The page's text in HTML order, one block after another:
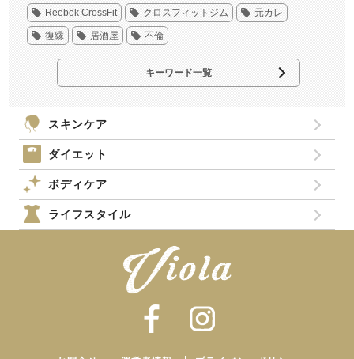
Reebok CrossFit クロスフィットジム 元カレ
復縁 居酒屋 不倫
キーワード一覧
スキンケア
ダイエット
ボディケア
ライフスタイル